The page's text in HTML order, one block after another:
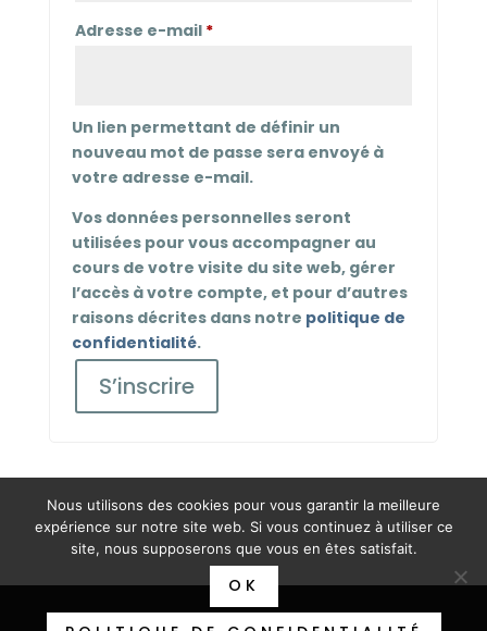
Adresse e-mail *Obligatoire
Un lien permettant de définir un
nouveau mot de passe sera envoyé à
votre adresse e-mail.
Vos données personnelles seront
utilisées pour vous accompagner au
cours de votre visite du site web, gérer
l’accès à votre compte, et pour d’autres
raisons décrites dans notre politique de
confidentialité.
S’inscrire
Design deElegant Themes| Propulsé par
Nous utilisons des cookies pour vous garantir la meilleure
expérience sur notre site web. Si vous continuez à utiliser ce
site, nous supposerons que vous en êtes satisfait.
OK